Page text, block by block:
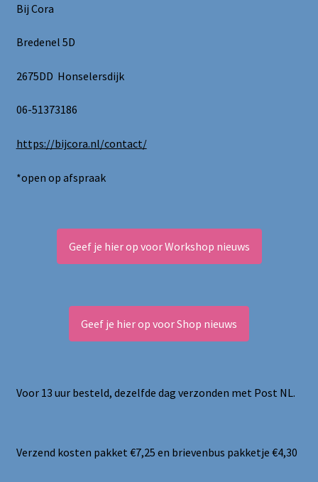
Bij Cora
Bredenel 5D
2675DD Honselersdijk
06-51373186
https://bijcora.nl/contact/
*open op afspraak
Geef je hier op voor Workshop nieuws
Geef je hier op voor Shop nieuws
Voor 13 uur besteld, dezelfde dag verzonden met Post NL.
Verzend kosten pakket €7,25 en brievenbus pakketje €4,30